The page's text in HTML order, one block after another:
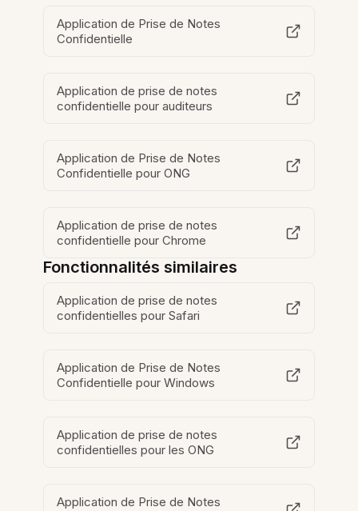
Application de Prise de Notes
Confidentielle
Application de prise de notes
confidentielle pour auditeurs
Application de Prise de Notes
Confidentielle pour ONG
Application de prise de notes
confidentielle pour Chrome
Fonctionnalités similaires
Application de prise de notes
confidentielles pour Safari
Application de Prise de Notes
Confidentielle pour Windows
Application de prise de notes
confidentielles pour les ONG
Application de Prise de Notes